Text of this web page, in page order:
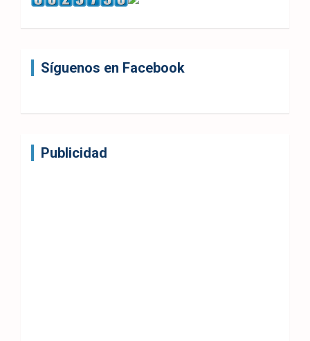
Síguenos en Facebook
Publicidad